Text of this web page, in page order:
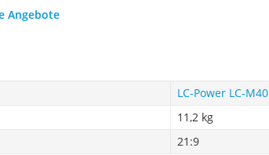
Angebote
‎LC-Power LC-M40
‎11,2 kg
21:9